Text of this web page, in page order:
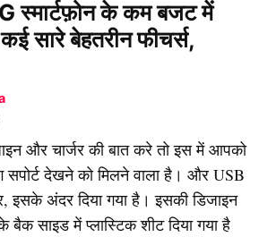
स्मार्टफ़ोन के कम बजट में
सारे बेहतरीन फीचर्स,
और चार्जर की बात करे तो इस में आपको
सपोर्ट देखने को मिलने वाला है। और USB
इसके अंदर दिया गया है। इसकी डिजाइन
बैक साइड में प्लास्टिक शीट दिया गया है